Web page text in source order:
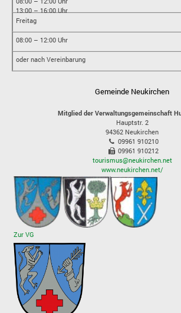
13:00 – 16:00 Uhr
Freitag
08:00 – 12:00 Uhr
oder nach Vereinbarung
Gemeinde Neukirchen
Mitglied der Verwaltungsgemeinschaft
Hauptstr. 2
94362 Neukirchen
09961 910210
09961 910212
tourismus@neukirchen.net
www.neukirchen.net/
Zur VG